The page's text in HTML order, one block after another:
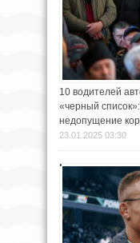
10 водителей
«черный
недопущение
23.01.2025 03:30